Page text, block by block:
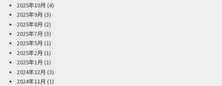
2025年10月 (4)
2025年9月 (3)
2025年8月 (2)
2025年7月 (3)
2025年5月 (1)
2025年2月 (1)
2025年1月 (1)
2024年12月 (3)
2024年11月 (1)